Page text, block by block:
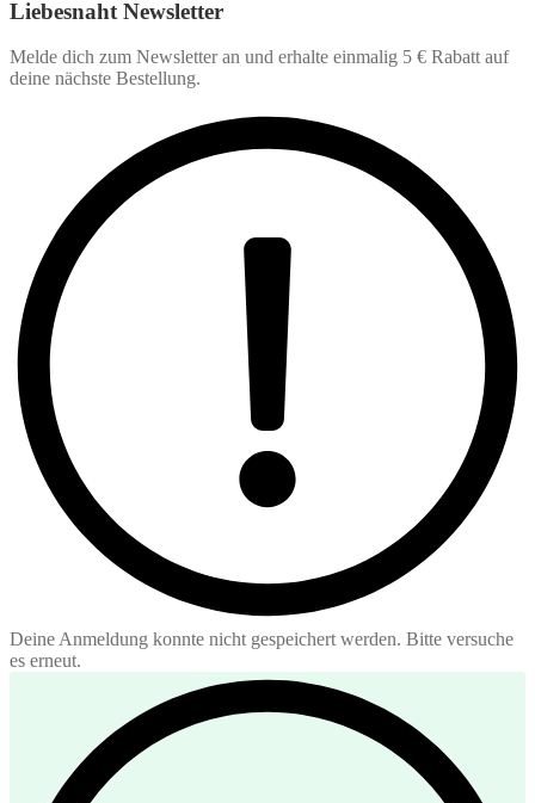
Liebesnaht Newsletter
Melde dich zum Newsletter an und erhalte einmalig 5 € Rabatt auf
deine nächste Bestellung.
Deine Anmeldung konnte nicht gespeichert werden. Bitte versuche
es erneut.